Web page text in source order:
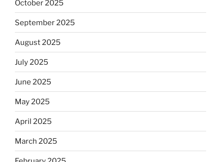
October 2025
September 2025
August 2025
July 2025
June 2025
May 2025
April 2025
March 2025